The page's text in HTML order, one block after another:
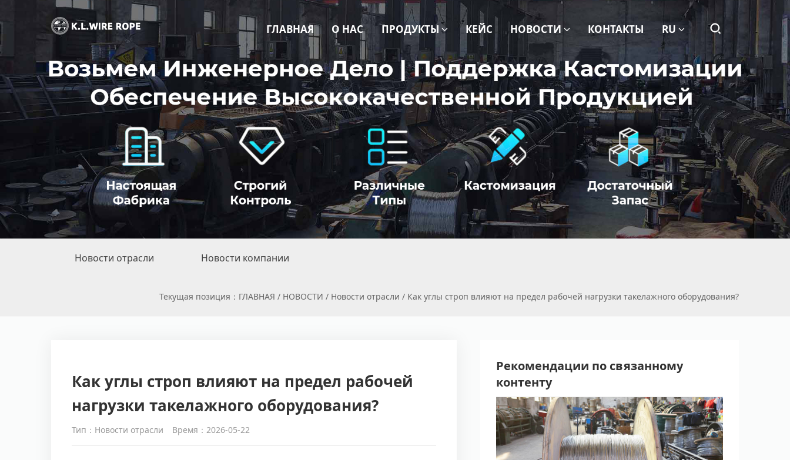
ГЛАВНАЯ О НАС ПРОДУКТЫ КЕЙС НОВОСТИ КОНТАКТЫ RU
Новости отрасли Новости компании
Текущая позиция： ГЛАВНАЯ / НОВОСТИ / Новости отрасли / Как углы строп влияют на предел рабочей нагрузки такелажного оборудования?
Как углы строп влияют на предел рабочей
нагрузки такелажного оборудования?
Тип：Новости отрасли Время：2026-05-22
Рекомендации по связанному
контенту